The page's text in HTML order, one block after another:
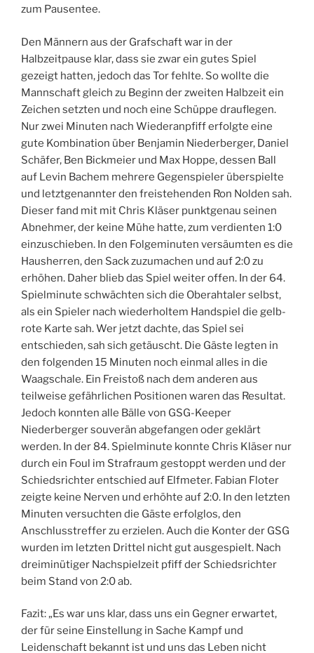
zum Pausentee.
Den Männern aus der Grafschaft war in der
Halbzeitpause klar, dass sie zwar ein gutes Spiel
gezeigt hatten, jedoch das Tor fehlte. So wollte die
Mannschaft gleich zu Beginn der zweiten Halbzeit ein
Zeichen setzten und noch eine Schüppe drauflegen.
Nur zwei Minuten nach Wiederanpfiff erfolgte eine
gute Kombination über Benjamin Niederberger, Daniel
Schäfer, Ben Bickmeier und Max Hoppe, dessen Ball
auf Levin Bachem mehrere Gegenspieler überspielte
und letztgenannter den freistehenden Ron Nolden sah.
Dieser fand mit mit Chris Kläser punktgenau seinen
Abnehmer, der keine Mühe hatte, zum verdienten 1:0
einzuschieben. In den Folgeminuten versäumten es die
Hausherren, den Sack zuzumachen und auf 2:0 zu
erhöhen. Daher blieb das Spiel weiter offen. In der 64.
Spielminute schwächten sich die Oberahtaler selbst,
als ein Spieler nach wiederholtem Handspiel die gelb-
rote Karte sah. Wer jetzt dachte, das Spiel sei
entschieden, sah sich getäuscht. Die Gäste legten in
den folgenden 15 Minuten noch einmal alles in die
Waagschale. Ein Freistoß nach dem anderen aus
teilweise gefährlichen Positionen waren das Resultat.
Jedoch konnten alle Bälle von GSG-Keeper
Niederberger souverän abgefangen oder geklärt
werden. In der 84. Spielminute konnte Chris Kläser nur
durch ein Foul im Strafraum gestoppt werden und der
Schiedsrichter entschied auf Elfmeter. Fabian Floter
zeigte keine Nerven und erhöhte auf 2:0. In den letzten
Minuten versuchten die Gäste erfolglos, den
Anschlusstreffer zu erzielen. Auch die Konter der GSG
wurden im letzten Drittel nicht gut ausgespielt. Nach
dreiminütiger Nachspielzeit pfiff der Schiedsrichter
beim Stand von 2:0 ab.
Fazit: „Es war uns klar, dass uns ein Gegner erwartet,
der für seine Einstellung in Sache Kampf und
Leidenschaft bekannt ist und uns das Leben nicht